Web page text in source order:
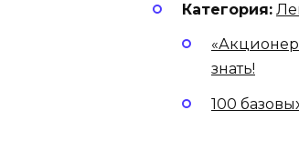
Категория:
знать!
100